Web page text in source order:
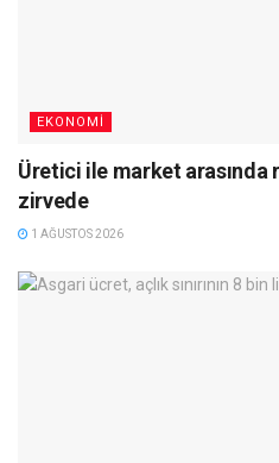
EKONOMI
Üretici ile market arasında
zirvede
1 AĞUSTOS 2026